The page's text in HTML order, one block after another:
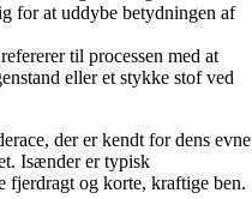
for at uddybe betydningen af
til processen med at
eller et stykke stof ved
der er kendt for dens evne
Isænder er typisk
fjerdragt og korte, kraftige ben.